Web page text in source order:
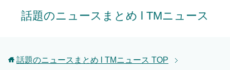
話題のニュースまとめ l TMニュース
話題のニュースまとめ l TMニュース TOP